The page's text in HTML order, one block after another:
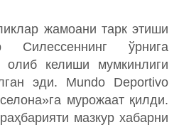
жамоани тарк этиши
Силессеннинг ўрнига
олиб келиши мумкинлиги
эди. Mundo Deportivo
мурожаат қилди.
мазкур хабарни